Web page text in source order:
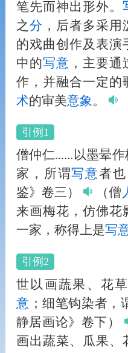
笔先而神出形外。
之分 ，后者多采用
的戏曲创作及表演
中的写意 ，主要
作，并融合一定的
术的审美意象 。
引例1
僧仲仁......以墨晕
家，所谓写意者也
鉴》卷三）
（僧
来画梅花，仿佛花
一家，称得上是写
引例2
世以画蔬果、花
意 ；细笔钩染者，
静居画论》卷下）
画出蔬菜、瓜果、